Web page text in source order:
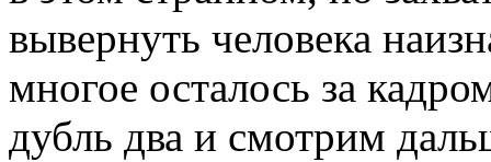
вывернуть человека
многое осталось за
дубль два и смотрим